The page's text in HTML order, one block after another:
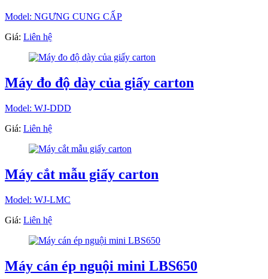
Model: NGƯNG CUNG CẤP
Giá: Liên hệ
Máy đo độ dày của giấy carton
Model: WJ-DDD
Giá: Liên hệ
Máy cắt mẫu giấy carton
Model: WJ-LMC
Giá: Liên hệ
Máy cán ép nguội mini LBS650